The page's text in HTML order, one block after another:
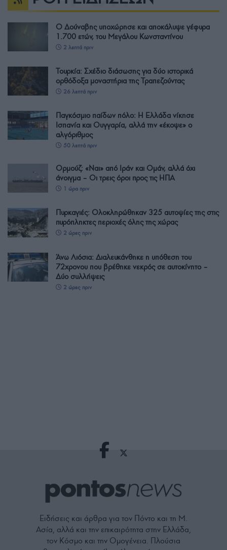
Ο Δούναβης υποχώρησε και αποκάλυψε γέφυρα
1.700 ετών, του Μεγάλου Κωνσταντίνου
2 λεπτά πριν
Τουρκία: Σχέδιο διάσωσης για δύο ιστορικά
ορθόδοξα μοναστήρια της Τραπεζούντας
26 λεπτά πριν
Παγκόσμιο παίδων πόλο: Η Ελλάδα νίκησε
Ισπανία και Ουγγαρία, αλλά την «έκοψε» ο
αλγόριθμος
50 λεπτά πριν
Ορμούζ: «Ναι» από Ιράν και Ομάν, αλλά όχι
άνοιγμα – Οι τρεις όροι προς τις ΗΠΑ
1 ώρα πριν
Πυρκαγιές: Ολοκληρώθηκαν 325 αυτοψίες της στις
πυρόπληκτες περιοχές όλης της χώρας
2 ώρες πριν
Άνω Λιόσια: Διαλευκάνθηκε η υπόθεση του
72χρονου που βρέθηκε νεκρός σε αυτοκίνητο –
Δύο συλλήψεις
2 ώρες πριν
Ειδήσεις και άρθρα για τον Πόντο και τη Μ.
Ασία, αλλά και την επικαιρότητα στην Ελλάδα,
τον Κόσμο και την Ομογένεια. Πλούσια